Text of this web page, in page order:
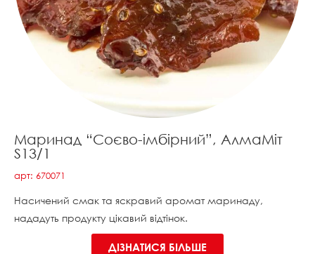
Маринад “Соєво-імбірний”, АлмаМіт
S13/1
арт: 670071
Насичений смак та яскравий аромат маринаду,
нададуть продукту цікавий відтінок.
ДІЗНАТИСЯ БІЛЬШЕ